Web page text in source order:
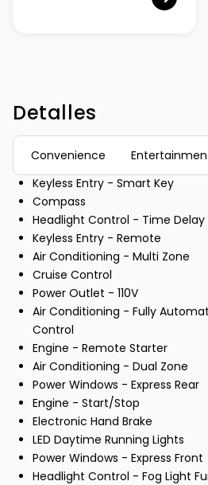
Detalles
Convenience
Keyless Entry - Smart Key
Compass
Headlight Control - Time Delay
Keyless Entry - Remote
Air Conditioning - Multi Zone
Cruise Control
Power Outlet - 110V
Air Conditioning - Fully
Control
Engine - Remote Starter
Air Conditioning - Dual Zone
Power Windows - Express Rear
Engine - Start/Stop
Electronic Hand Brake
LED Daytime Running Lights
Power Windows - Express Front
Headlight Control - Fog Light